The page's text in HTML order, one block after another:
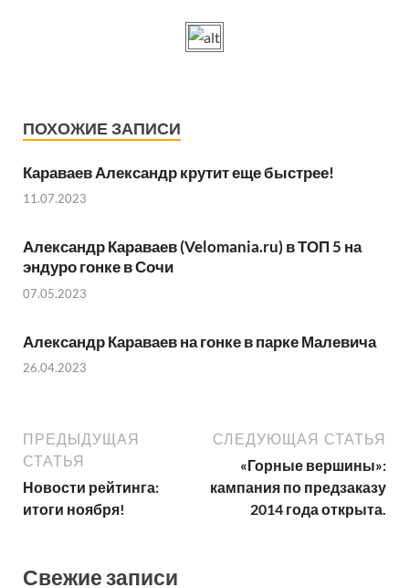
ПОХОЖИЕ ЗАПИСИ
Караваев Александр крутит еще быстрее!
11.07.2023
Александр Караваев (Velomania.ru) в ТОП 5 на
эндуро гонке в Сочи
07.05.2023
Александр Караваев на гонке в парке Малевича
26.04.2023
ПРЕДЫДУЩАЯ
СТАТЬЯ
Новости рейтинга:
итоги ноября!
СЛЕДУЮЩАЯ СТАТЬЯ
«Горные вершины»:
кампания по предзаказу
2014 года открыта.
Свежие записи